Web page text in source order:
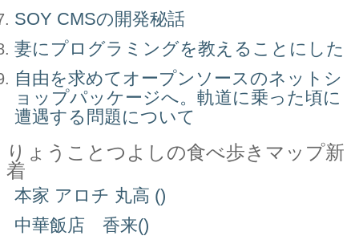
SOY CMSの開発秘話
妻にプログラミングを教えることにした
自由を求めてオープンソースのネットシ
ョップパッケージへ。軌道に乗った頃に
遭遇する問題について
りょうことつよしの食べ歩きマップ新
着
本家 アロチ 丸高 ()
中華飯店 香来()